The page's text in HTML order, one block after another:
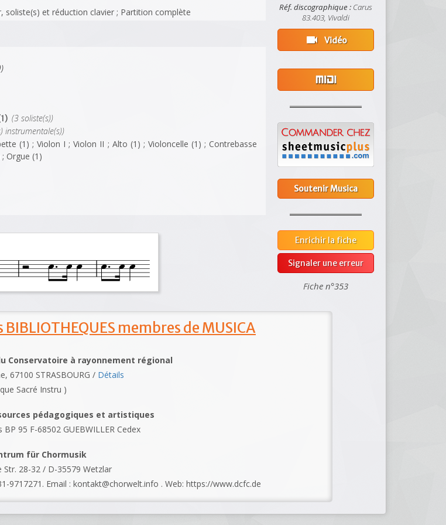
soliste(s) et réduction clavier ; Partition complète
(3 soliste(s))
instrumentale(s))
(1) ; Violon I ; Violon II ; Alto (1) ; Violoncelle (1) ; Contrebasse
Orgue (1)
Réf. discographique : Carus
83.403, Vivaldi
videocam Vidéo
Soutenir Musica
Enrichir la fiche
Signaler une erreur
Fiche n°353
membres de MUSICA
Conservatoire à rayonnement régional
67100 STRASBOURG / Détails
Sacré Instru )
pédagogiques et artistiques
95 F-68502 GUEBWILLER Cedex
für Chormusik
Str. 28-32 / D-35579 Wetzlar
9717271. Email : kontakt@chorwelt.info . Web: https://www.dcfc.de